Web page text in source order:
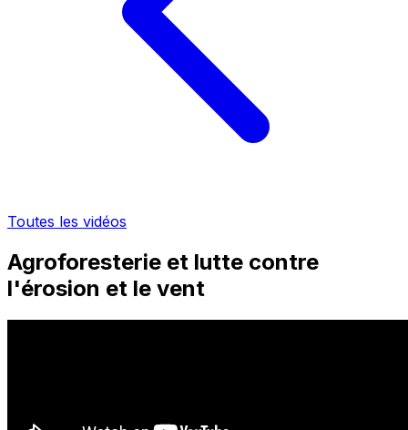
Toutes les vidéos
Agroforesterie et lutte contre
l'érosion et le vent